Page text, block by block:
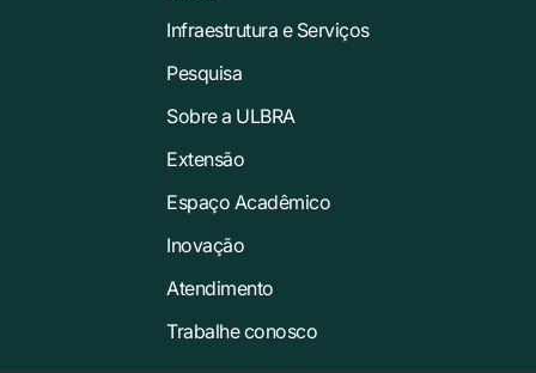
Infraestrutura e Serviços
Pesquisa
Sobre a ULBRA
Extensão
Espaço Acadêmico
Inovação
Atendimento
Trabalhe conosco